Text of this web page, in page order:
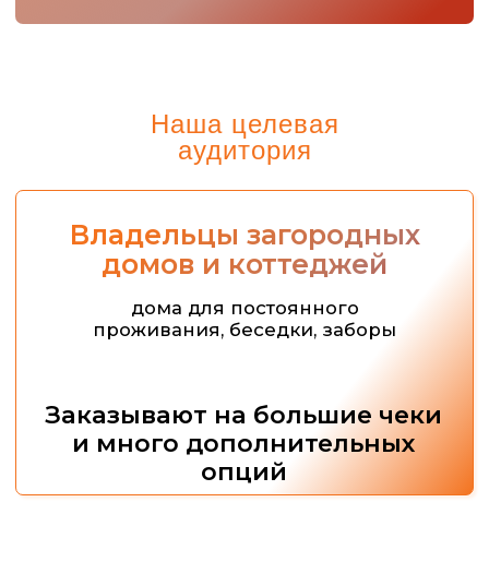
Наша целевая
аудитория
Закажите пакет
документов по
Мы проведем тебя за руку по всем
Чтобы получить финансовый план и
проконсультироваться по любым вопросам
нашей франшизы отправьте контактные